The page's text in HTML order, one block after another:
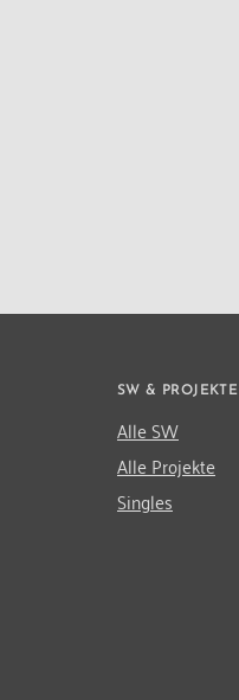
SW & PROJEKTE
Alle SW
Alle Projekte
Singles